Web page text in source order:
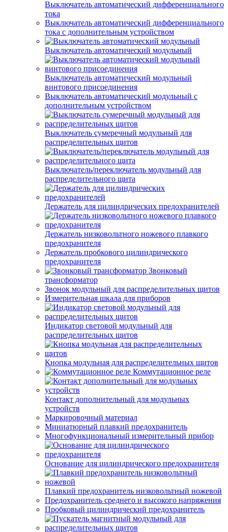
Выключатель автоматический дифференциального
тока
Выключатель автоматический дифференциального
тока с дополнительным устройством
Выключатель автоматический модульный
Выключатель автоматический модульный
винтового присоединения
Выключатель автоматический модульный с
дополнительным устройством
Выключатель сумеречный модульный для
распределительных щитов
Выключатель/переключатель модульный для
распределительного щита
Держатель для цилиндрических предохранителей
Держатель низковольтного ножевого плавкого
предохранителя
Держатель пробкового цилиндрического
предохранителя
Звонковый
трансформатор
Звонок модульный для распределительных щитов
Измерительная шкала для приборов
Индикатор световой модульный для
распределительных щитов
Кнопка модульная для распределительных щитов
Коммутационное реле
Контакт дополнительный для модульных
устройств
Маркировочный материал
Миниатюрный плавкий предохранитель
Многофункциональный измерительный прибор
Основание для цилиндрического предохранителя
Плавкий предохранитель низковольтный ножевой
Предохранитель среднего и высокого напряжения
Пробковый цилиндрический предохранитель